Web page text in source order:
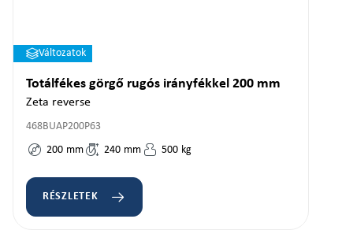
Változatok
Totálfékes görgő rugós irányfékkel 200 mm
Zeta reverse
468BUAP200P63
200 mm 240 mm 500 kg
RÉSZLETEK